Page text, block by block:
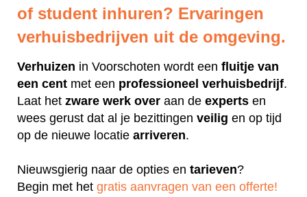
of student inhuren? Ervaringen
verhuisbedrijven uit de omgeving.
Verhuizen in Voorschoten wordt een fluitje van
een cent met een professioneel verhuisbedrijf.
Laat het zware werk over aan de experts en
wees gerust dat al je bezittingen veilig en op tijd
op de nieuwe locatie arriveren.
Nieuwsgierig naar de opties en tarieven?
Begin met het gratis aanvragen van een offerte!